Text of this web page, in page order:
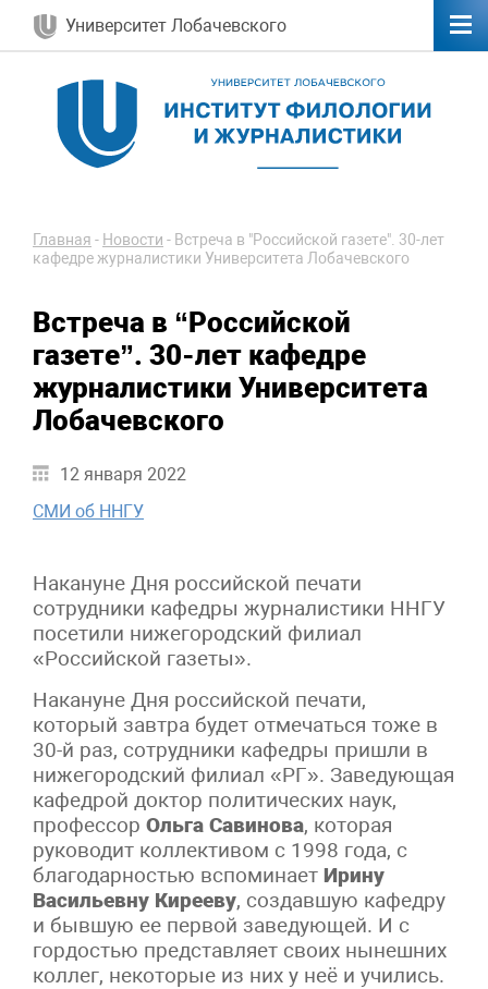
Университет Лобачевского
Главная - Новости - Встреча в "Российской газете". 30-лет
кафедре журналистики Университета Лобачевского
Встреча в “Российской
газете”. 30-лет кафедре
журналистики Университета
Лобачевского
12 января 2022
СМИ об ННГУ
Накануне Дня российской печати
сотрудники кафедры журналистики ННГУ
посетили нижегородский филиал
«Российской газеты».
Накануне Дня российской печати,
который завтра будет отмечаться тоже в
30-й раз, сотрудники кафедры пришли в
нижегородский филиал «РГ». Заведующая
кафедрой доктор политических наук,
профессор Ольга Савинова, которая
руководит коллективом с 1998 года, с
благодарностью вспоминает Ирину
Васильевну Кирееву, создавшую кафедру
и бывшую ее первой заведующей. И с
гордостью представляет своих нынешних
коллег, некоторые из них у неё и учились.